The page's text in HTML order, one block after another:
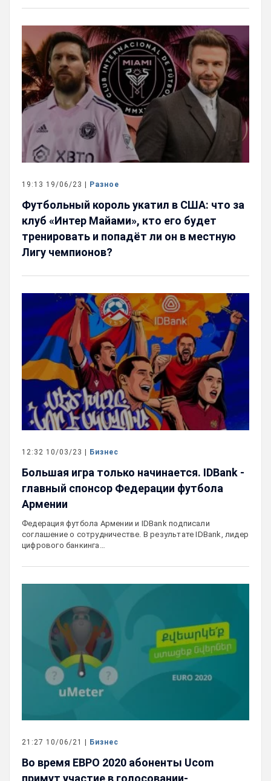
19:13 19/06/23 | Разное
Футбольный король укатил в США: что за
клуб «Интер Майами», кто его будет
тренировать и попадёт ли он в местную
Лигу чемпионов?
12:32 10/03/23 | Бизнес
Большая игра только начинается. IDBank -
главный спонсор Федерации футбола
Армении
Федерация футбола Армении и IDBank подписали
соглашение о сотрудничестве. В результате IDBank, лидер
цифрового банкинга…
21:27 10/06/21 | Бизнес
Во время ЕВРО 2020 абоненты Ucom
примут участие в голосовании-